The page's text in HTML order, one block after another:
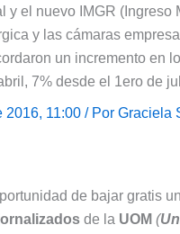
el nuevo IMGR (Ingreso
y las cámaras
un incremento en
7% desde el 1ero de
2016, 11:00 / Por Graciela
de bajar gratis
de la UOM (